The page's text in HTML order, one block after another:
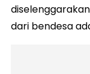
dari bendesa